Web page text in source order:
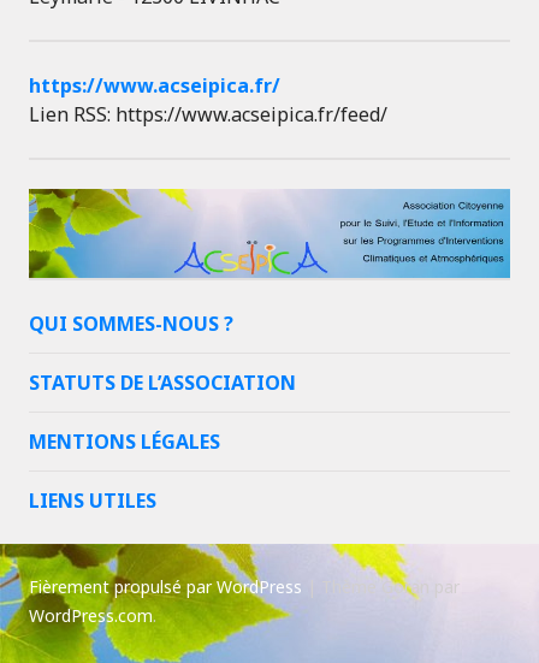
https://www.acseipica.fr/
Lien RSS: https://www.acseipica.fr/feed/
QUI SOMMES-NOUS ?
STATUTS DE L’ASSOCIATION
MENTIONS LÉGALES
LIENS UTILES
Fièrement propulsé par WordPress
Thème Goran par
WordPress.com.